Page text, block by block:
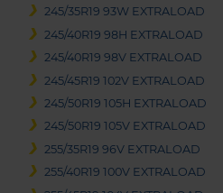
245/35R19 93W EXTRALOAD
245/40R19 98H EXTRALOAD
245/40R19 98V EXTRALOAD
245/45R19 102V EXTRALOAD
245/50R19 105H EXTRALOAD
245/50R19 105V EXTRALOAD
255/35R19 96V EXTRALOAD
255/40R19 100V EXTRALOAD